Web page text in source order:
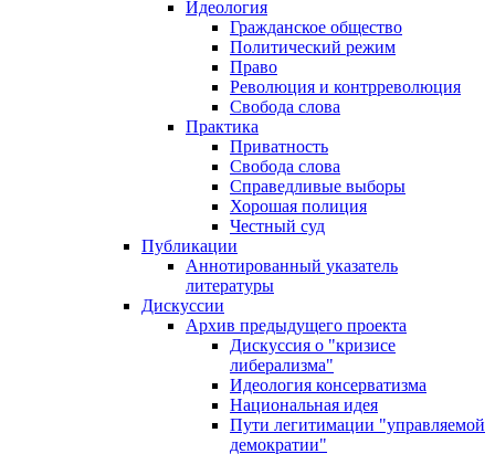
Идеология
Гражданское общество
Политический режим
Право
Революция и контрреволюция
Свобода слова
Практика
Приватность
Свобода слова
Справедливые выборы
Хорошая полиция
Честный суд
Публикации
Аннотированный указатель
литературы
Дискуссии
Архив предыдущего проекта
Дискуссия о "кризисе
либерализма"
Идеология консерватизма
Национальная идея
Пути легитимации "управляемой
демократии"